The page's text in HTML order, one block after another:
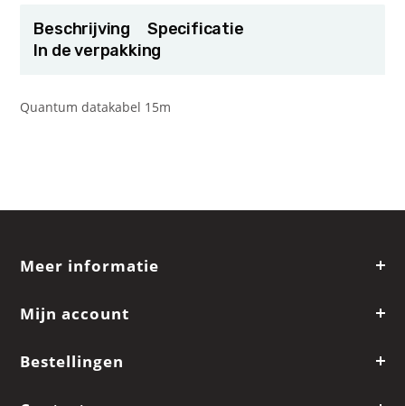
Beschrijving
Specificatie
In de verpakking
Quantum datakabel 15m
Meer informatie
Mijn account
Bestellingen